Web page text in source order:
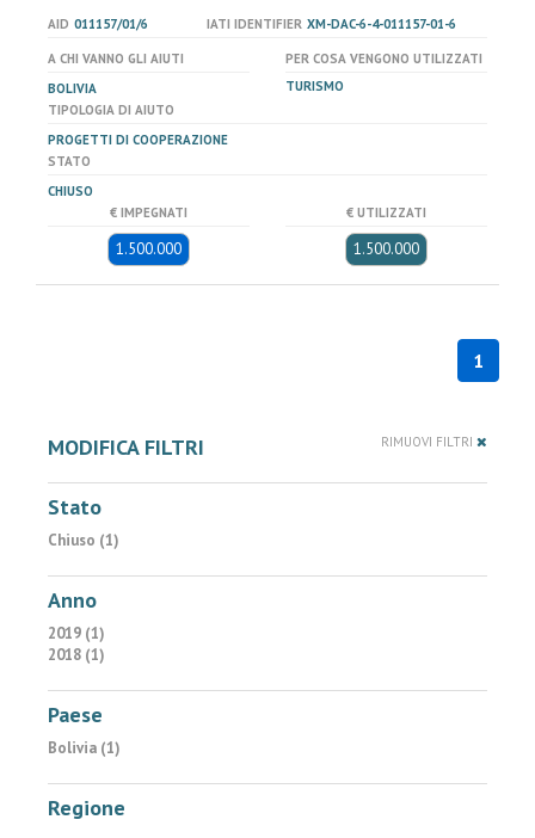
AID 011157/01/6 IATI IDENTIFIER XM-DAC-6-4-011157-01-6
A CHI VANNO GLI AIUTI
BOLIVIA
PER COSA VENGONO UTILIZZATI
TURISMO
TIPOLOGIA DI AIUTO
PROGETTI DI COOPERAZIONE
STATO
CHIUSO
€ IMPEGNATI
1.500.000
€ UTILIZZATI
1.500.000
1
MODIFICA FILTRI RIMUOVI FILTRI
Stato
Chiuso (1)
Anno
2019 (1)
2018 (1)
Paese
Bolivia (1)
Regione